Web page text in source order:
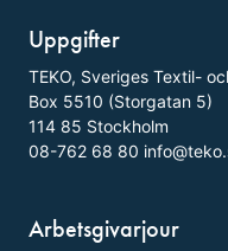
Uppgifter
TEKO, Sveriges Textil-
Box 5510 (Storgatan 5)
114 85 Stockholm
08-762 68 80
Arbetsgivarjour